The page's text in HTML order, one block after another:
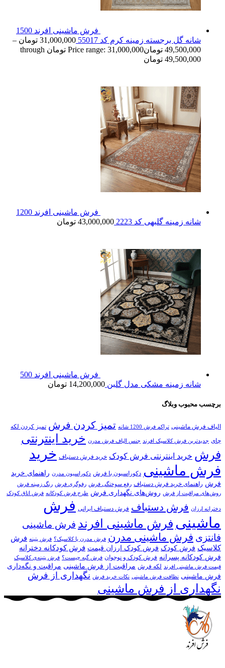
فرش ماشینی افرند 1500
شانه گل برجسته زمینه کرم کد 55017
31,000,000 تومان –
49,500,000 تومان
Price range: 31,000,000 تومان through
49,500,000 تومان
فرش ماشینی افرند 1200
شانه زمینه گلبهی کد 2223
43,000,000 تومان
فرش ماشینی افرند 500
شانه زمینه مشکی مدل گلبن 14,200,000 تومان
برچسب محبوب وبلاگ
الیاف فرش ماشینی تراکم فرش 1200 شانه تمیز کردن فرش تمیز کردن لکه
چای جدیدترین فرش کلاسیک افرند جنس الیاف فرش مدرن خرید اینترنتی
فرش خرید اینترنتی فرش کودک خرید فرش دستباف خرید
فرش ماشینی دکوراسیون با فرش دکوراسیون مدرن راهنمای خرید
فرش راهنمای خرید فرش دستباف رفع سوختگی فرش رفوگری فرش رنگ زمینه فرش
روش‌های مراقبت از فرش روش‌های نگهداری فرش طرح فرش کودکانه فرش اتاق کودک
دخترانه ارزان فرش دستباف فرش دستباف ایرانی فرش
ماشینی فرش ماشینی افرند فرش ماشینی
فانتزی فرش ماشینی مدرن فرش مدرن یا کلاسیک؟ فرش پتینه فرش
کلاسیک فرش کودک فرش کودک ارزان قیمت فرش کودکانه دخترانه
فرش کودکانه پسرانه فرش کودک و نوجوان فرش گبه چیست؟ فرش‌ پتینه‌ی کلاسیک
قیمت فرش ماشینی افرند
لکه فرش مراقبت از فرش ماشینی مراقبت و نگه‌داری
فرش ماشینی نظافت فرش ماشینی نکات خرید فرش نگهداری از فرش
نگهداری از فرش ماشینی